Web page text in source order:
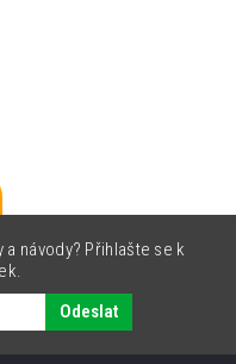
návody? Přihlašte se k
Odeslat